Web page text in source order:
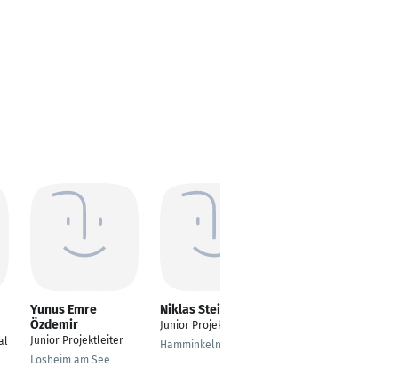
Yunus Emre
Özdemir
Junior Projektleiter
Losheim am See
Niklas Steinfeld
Junior Projektleiter
Hamminkeln